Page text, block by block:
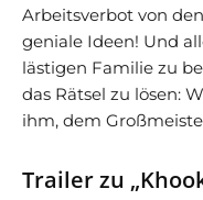
Arbeitsverbot von
geniale Ideen! Und
lästigen Familie zu
das Rätsel zu lösen:
ihm, dem
Trailer zu